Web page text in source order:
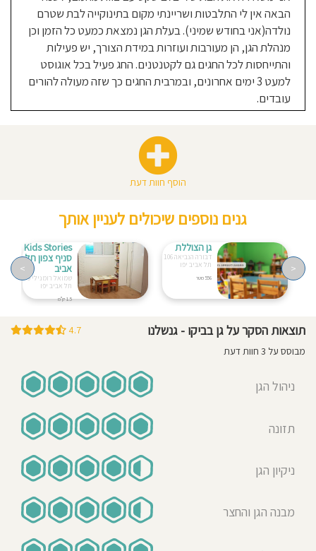
הבאה אין לי התלבטות ושריינתי מקום בתינוקייה לבת שטרם
נולדה(אני בחודש שמיני). בעלת הגן נמצאת כמעט כל הזמן וכן
מנהלת הגן, הן מעורבות ועוזרות במידת הצורך, יש פעילות
והתייחסות לכל החגים גם לקטנטנים. החג פעיל בכל אוגוסט
למעט 3 ימים אחרונים, ובמרבית החגים כך שזה מעולה להורים
עובדים.
הוסף חוות דעת
גנים נוספים שיכולים לעניין אותך
גן הצוללת
דבורה הנביאה 106
תל אביב יפו
556 מטר
Kids Stories
סניף צפון תל
אביב
שמואל רומנילי 9
תל אביב יפו
1.5 ק"מ
> <
תוצאות הסקר על גן בביקו - גנשלנו
מבוסס על 3 חוות דעת
4.7
ניהול הגן
תזונה
ניקיון הגן
מבנה הגן והחצר